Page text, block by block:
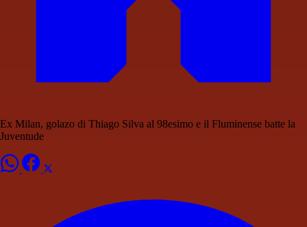
Ex Milan, golazo di Thiago Silva al 98esimo e il Fluminense batte la
Juventude